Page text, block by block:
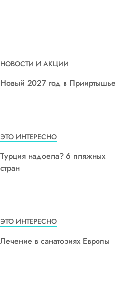
НОВОСТИ И АКЦИИ
Новый 2027 год в Прииртышье
ЭТО ИНТЕРЕСНО
Турция надоела? 6 пляжных
стран
ЭТО ИНТЕРЕСНО
Лечение в санаториях Европы